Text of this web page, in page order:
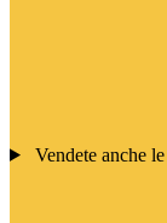
Vendete anche